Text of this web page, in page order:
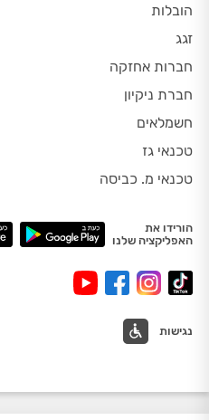
הובלות
זגג
חברות אחזקה
חברת ניקיון
חשמלאים
טכנאי גז
טכנאי מ. כביסה
הורידו את
האפליקציה שלנו
נגישות